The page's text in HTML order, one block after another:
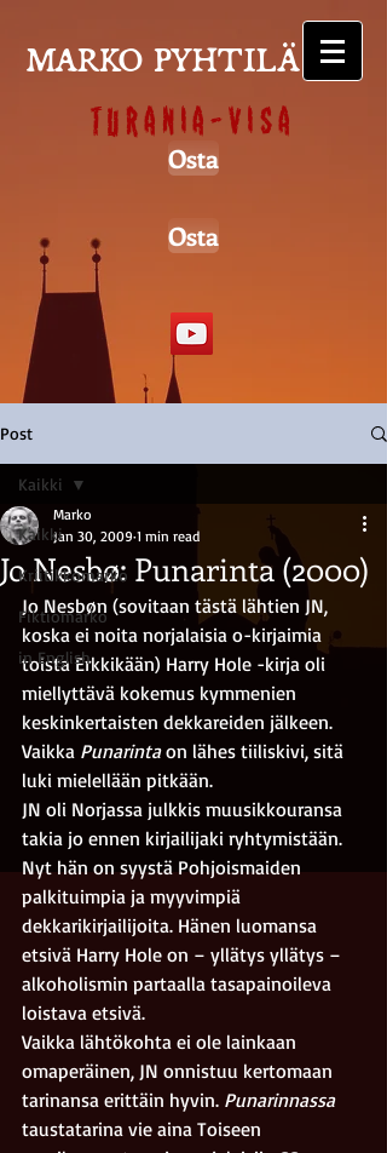
MARKO PYHTILÄ
Turania-visa
Osta
Osta
Post
Kaikki
Kriitikkomarko
Fiktiomarko
in English
Kaikki
Jo Nesbø: Punarinta (2000)
Marko
Jan 30, 2009 1 min read
Jo Nesbøn (sovitaan tästä lähtien JN,
koska ei noita norjalaisia o-kirjaimia
toista Erkkikään) Harry Hole -kirja oli
miellyttävä kokemus kymmenien
keskinkertaisten dekkareiden jälkeen.
Vaikka Punarinta on lähes tiiliskivi, sitä
luki mielellään pitkään.
JN oli Norjassa julkkis muusikkouransa
takia jo ennen kirjailijaki ryhtymistään.
Nyt hän on syystä Pohjoismaiden
palkituimpia ja myyvimpiä
dekkarikirjailijoita. Hänen luomansa
etsivä Harry Hole on – yllätys yllätys –
alkoholismin partaalla tasapainoileva
loistava etsivä.
Vaikka lähtökohta ei ole lainkaan
omaperäinen, JN onnistuu kertomaan
tarinansa erittäin hyvin. Punarinnassa
taustatarina vie aina Toiseen